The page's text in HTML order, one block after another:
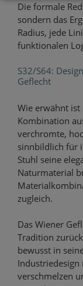
Die formale
sondern das
Radius, jede
funktionalen
S32/S64:
Geflecht
Wie erwähnt ist
Kombination
verchromte,
sinnbildlich für
Stuhl seine
Naturmaterial
zugleich.
Das Wiener
Tradition
bewusst in
Industriedesign
verschmelzen